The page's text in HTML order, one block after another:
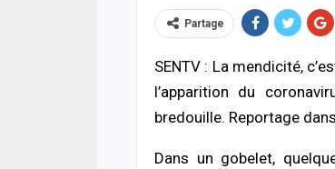
Partage
SENTV : La mendicité,
l’apparition du
bredouille. Reportage
Dans un gobelet,